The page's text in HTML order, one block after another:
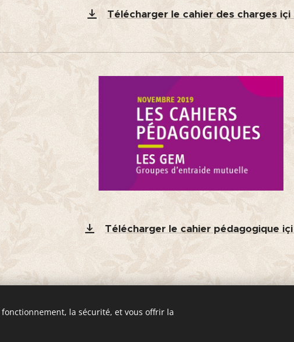
Télécharger le cahier des charges içi
Télécharger le cahier pédagogique
© 2020 Groupe d'Entraide Mutuelle "Les Horizons" 5 avenue Gambetta
la sécurité, et vous offrir la